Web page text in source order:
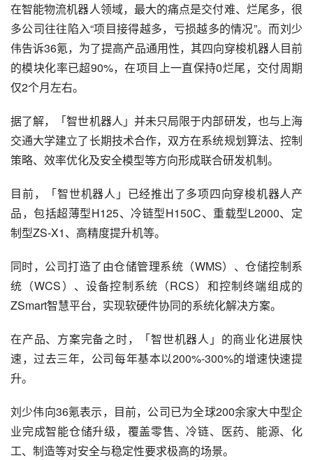
在智能物流机器人领域，最大的痛点是交付难、烂尾多，很
多公司往往陷入“项目接得越多，亏损越多的情况”。而刘少
伟告诉36氪，为了提高产品通用性，其四向穿梭机器人目前
的模块化率已超90%，在项目上一直保持0烂尾，交付周期
仅2个月左右。
据了解，「智世机器人」并未只局限于内部研发，也与上海
交通大学建立了长期技术合作，双方在系统规划算法、控制
策略、效率优化及安全模型等方向形成联合研发机制。
目前，「智世机器人」已经推出了多项四向穿梭机器人产
品，包括超薄型H125、冷链型H150C、重载型L2000、定
制型ZS-X1、高精度提升机等。
同时，公司打造了由仓储管理系统（WMS）、仓储控制系
统（WCS）、设备控制系统（RCS）和控制终端组成的
ZSmart智慧平台，实现软硬件协同的系统化解决方案。
在产品、方案完备之时，「智世机器人」的商业化进展快
速，过去三年，公司每年基本以200%-300%的增速快速提
升。
刘少伟向36氪表示，目前，公司已为全球200余家大中型企
业完成智能仓储升级，覆盖零售、冷链、医药、能源、化
工、制造等对安全与稳定性要求极高的场景。